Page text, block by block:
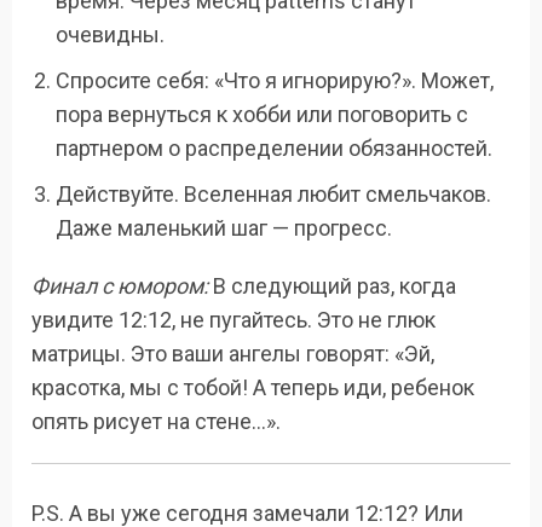
очевидны.
Спросите себя: «Что я игнорирую?». Может,
пора вернуться к хобби или поговорить с
партнером о распределении обязанностей.
Действуйте. Вселенная любит смельчаков.
Даже маленький шаг — прогресс.
Финал с юмором:В следующий раз, когда
увидите 12:12, не пугайтесь. Это не глюк
матрицы. Это ваши ангелы говорят: «Эй,
красотка, мы с тобой! А теперь иди, ребенок
опять рисует на стене…».
P.S. А вы уже сегодня замечали 12:12? Или